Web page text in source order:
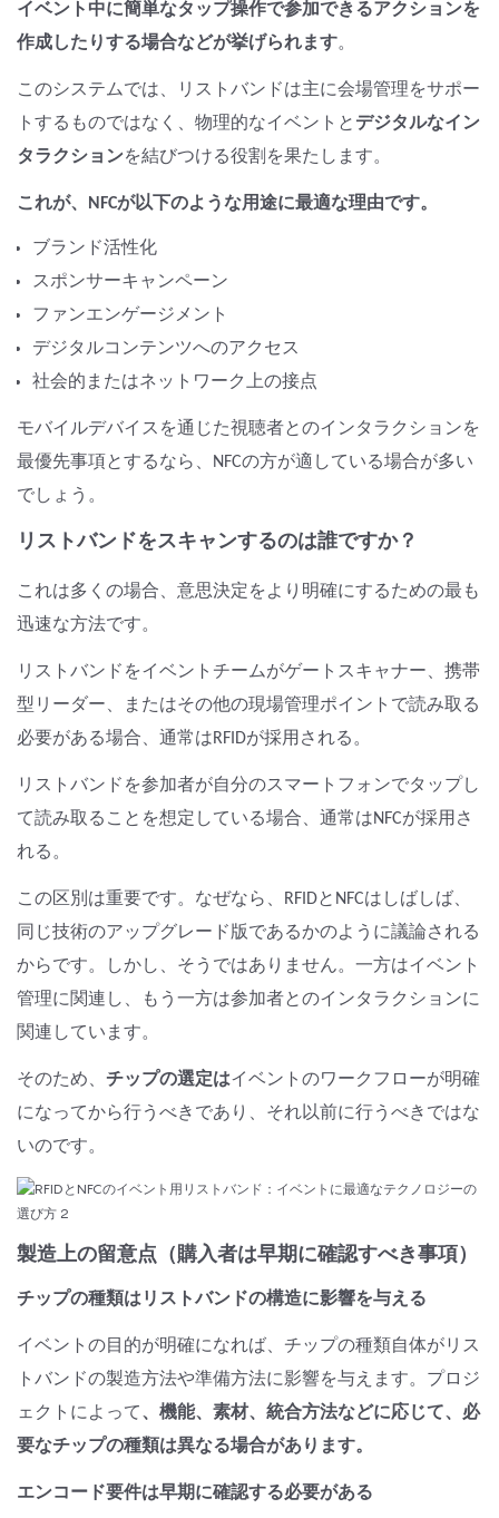
イベント中に簡単なタップ操作で参加できるアクションを
作成したりする場合などが挙げられます。
このシステムでは、リストバンドは主に会場管理をサポー
トするものではなく、物理的なイベントと デジタルなイン
タラクションを結びつける役割を果たします。
これが、NFCが以下のような用途に最適な理由です。
ブランド活性化
スポンサーキャンペーン
ファンエンゲージメント
デジタルコンテンツへのアクセス
社会的またはネットワーク上の接点
モバイルデバイスを通じた視聴者とのインタラクションを
最優先事項とするなら、NFCの方が適している場合が多い
でしょう。
リストバンドをスキャンするのは誰ですか？
これは多くの場合、意思決定をより明確にするための最も
迅速な方法です。
リストバンドをイベントチームがゲートスキャナー、携帯
型リーダー、またはその他の現場管理ポイントで読み取る
必要がある場合、通常はRFIDが採用される。
リストバンドを参加者が自分のスマートフォンでタップし
て読み取ることを想定している場合、通常はNFCが採用さ
れる。
この区別は重要です。なぜなら、RFIDとNFCはしばしば、
同じ技術のアップグレード版であるかのように議論される
からです。しかし、そうではありません。一方はイベント
管理に関連し、もう一方は参加者とのインタラクションに
関連しています。
そのため、 チップの選定はイベントのワークフローが明確
になってから行うべきであり、それ以前に行うべきではな
いのです。
製造上の留意点（購入者は早期に確認すべき事項）
チップの種類はリストバンドの構造に影響を与える
イベントの目的が明確になれば、チップの種類自体がリス
トバンドの製造方法や準備方法に影響を与えます。プロジ
ェクトによって、機能、素材、統合方法などに応じて、必
要なチップの種類は異なる場合があります。
エンコード要件は早期に確認する必要がある